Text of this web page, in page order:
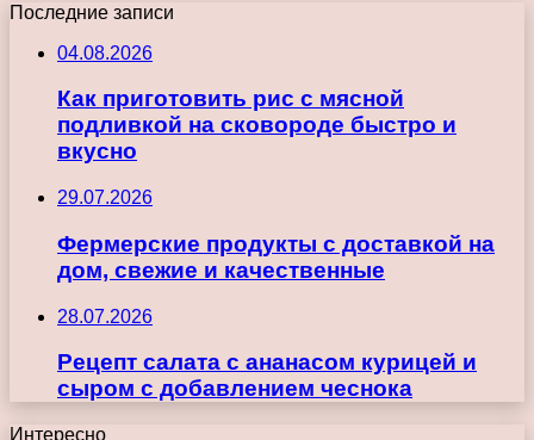
Последние записи
04.08.2026
Как приготовить рис с мясной
подливкой на сковороде быстро и
вкусно
29.07.2026
Фермерские продукты с доставкой на
дом, свежие и качественные
28.07.2026
Рецепт салата с ананасом курицей и
сыром с добавлением чеснока
Интересно